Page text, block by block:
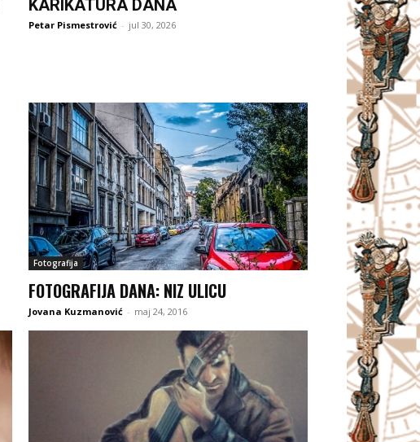
KARIKATURA DANA
Petar Pismestrović - jul 30, 2026
Fotografija
FOTOGRAFIJA DANA: NIZ ULICU
Jovana Kuzmanović - maj 24, 2016